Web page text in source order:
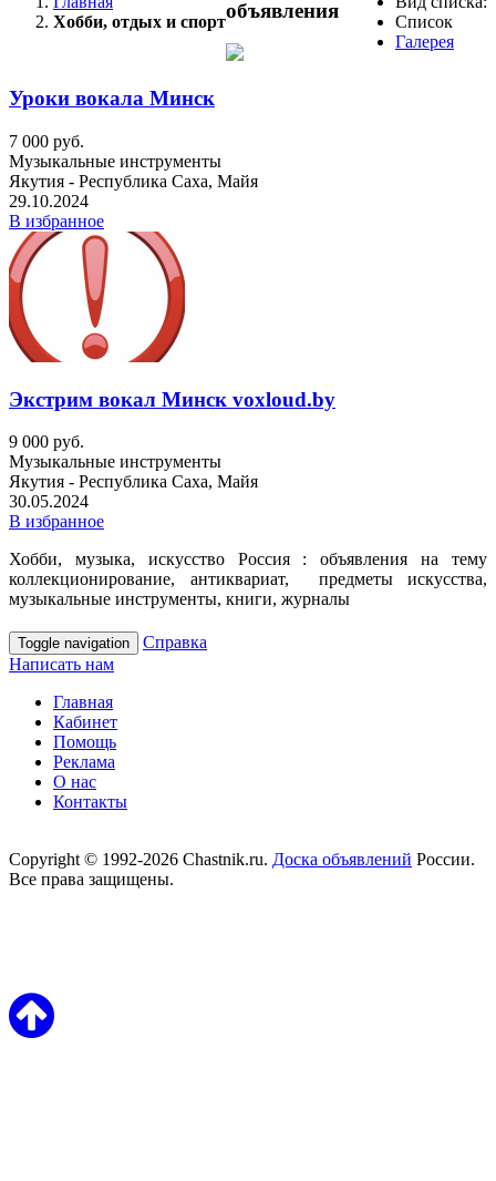
Хобби, отдых и спорт
Список
Галерея
объявления
Уроки вокала Минск
7 000 руб.
Музыкальные инструменты
Якутия - Республика Саха, Майя
29.10.2024
В избранное
Экстрим вокал Минск voxloud.by
9 000 руб.
Музыкальные инструменты
Якутия - Республика Саха, Майя
30.05.2024
В избранное
Хобби, музыка, искусство Россия : объявления на тему
коллекционирование, антиквариат, предметы искусства,
музыкальные инструменты, книги, журналы
Toggle navigation
Справка
Написать нам
Главная
Кабинет
Помощь
Реклама
О нас
Контакты
Copyright © 1992-2026 Chastnik.ru. Доска объявлений России.
Все права защищены.